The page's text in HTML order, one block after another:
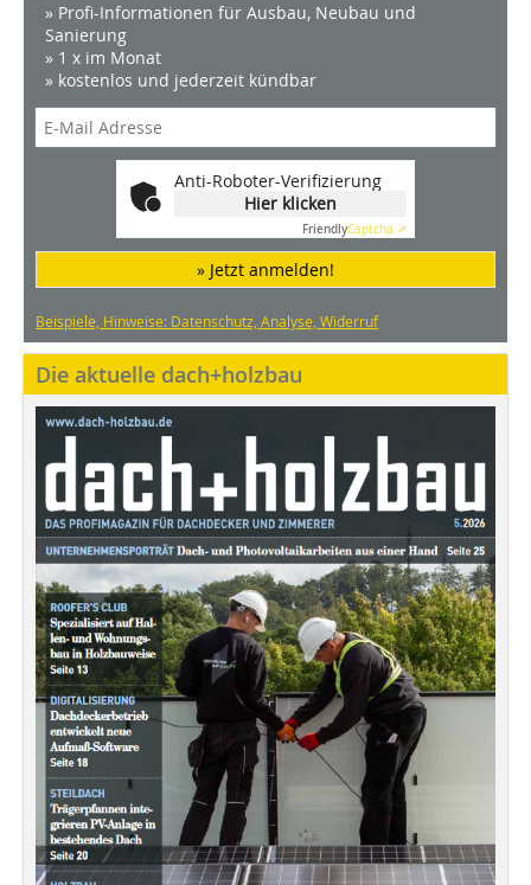
» Profi-Informationen für Ausbau, Neubau und
Sanierung
» 1 x im Monat
» kostenlos und jederzeit kündbar
Anti-Roboter-Verifizierung
Hier klicken
FriendlyCaptcha ⇗
» Jetzt anmelden!
Beispiele, Hinweise: Datenschutz, Analyse, Widerruf
Die aktuelle dach+holzbau